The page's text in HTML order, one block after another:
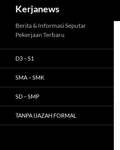
Kerjanews
Berita & Informasi Seputar
Pekerjaan Terbaru
D3 – S1
SMA – SMK
SD – SMP
TANPA IJAZAH FORMAL